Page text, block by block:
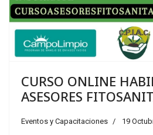
CURSO ONLINE
ASESORES
Eventos y Capacitaciones 19